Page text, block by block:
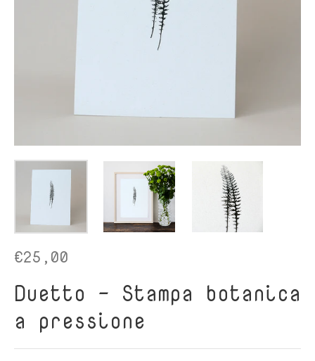
€25,00
Duetto - Stampa botanica
a pressione